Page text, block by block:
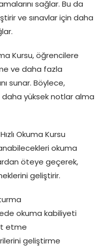
sağlar. Bu da
ve sınavlar için daha
Kursu, öğrencilere
ve daha fazla
sunar. Böylece,
daha yüksek notlar alma
Okuma Kursu
okuma
öteye geçerek,
geliştirir.
okuma kabiliyeti
etme
geliştirme